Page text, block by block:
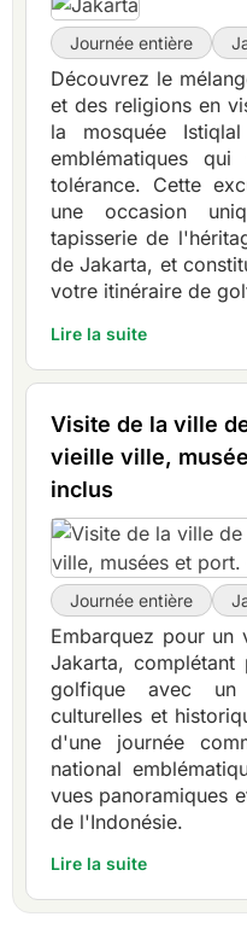
Journée entière
Découvrez le
et des religions en
la mosquée
emblématiques
tolérance. Cette
une occasion
tapisserie de
de Jakarta, et
votre itinéraire de
Lire la suite
Visite de la ville
vieille ville,
inclus
Journée entière
Embarquez pour un
Jakarta, complétant
golfique avec un
culturelles et
d'une journée
national
vues panoramiques
de l'Indonésie.
Lire la suite